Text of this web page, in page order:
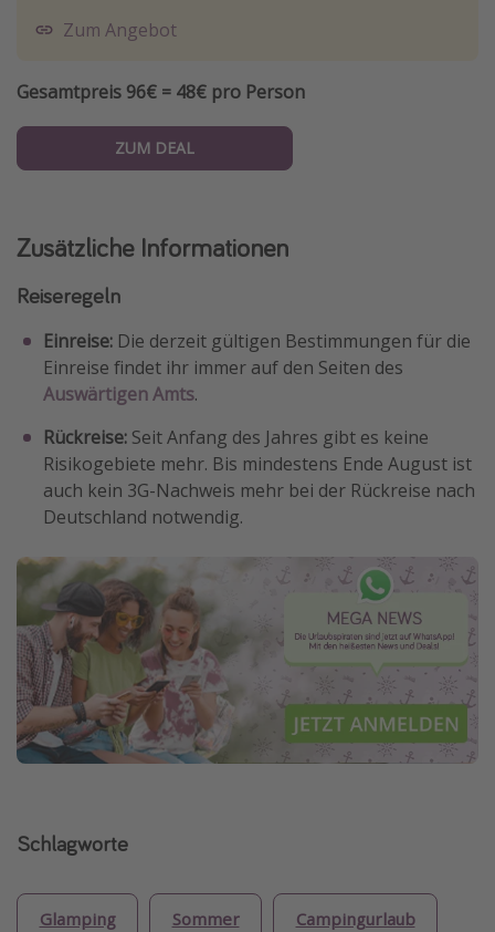
Zum Angebot
Gesamtpreis 96€ = 48€ pro Person
ZUM DEAL
Zusätzliche Informationen
Reiseregeln
Einreise: Die derzeit gültigen Bestimmungen für die
Einreise findet ihr immer auf den Seiten des
Auswärtigen Amts.
Rückreise: Seit Anfang des Jahres gibt es keine
Risikogebiete mehr. Bis mindestens Ende August ist
auch kein 3G-Nachweis mehr bei der Rückreise nach
Deutschland notwendig.
Schlagworte
Glamping Sommer Campingurlaub